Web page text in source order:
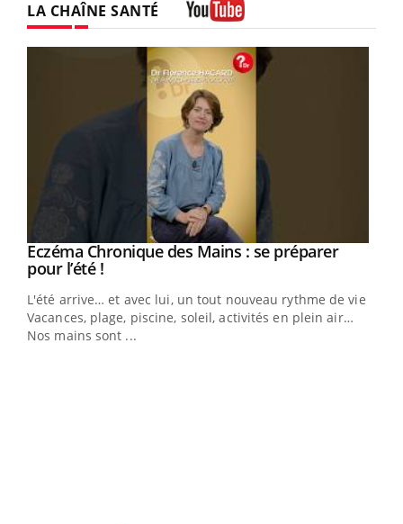
LA CHAÎNE SANTÉ
Youtube
Eczéma Chronique des Mains : se préparer
pour l’été !Youtube
L'été arrive… et avec lui, un tout nouveau rythme de vie !
Vacances, plage, piscine, soleil, activités en plein air…
Nos mains sont ...